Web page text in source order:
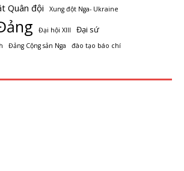
Quân đội Xung đột Nga- Ukraine
Đại hội XIII Đại sứ
Đảng Cộng sản Nga đào tạo báo chí